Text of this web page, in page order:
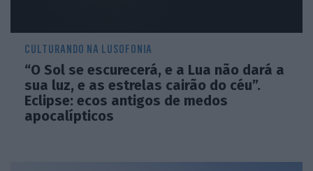
Tecnologia: problemas do costume
CULTURANDO NA LUSOFONIA
“O Sol se escurecerá, e a Lua não dará a
sua luz, e as estrelas cairão do céu”.
Eclipse: ecos antigos de medos
apocalípticos